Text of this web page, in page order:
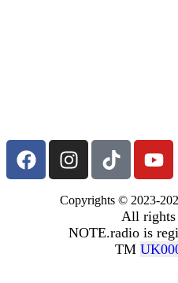
Copyrights © 2023-
All rights
NOTE.radio is
TM